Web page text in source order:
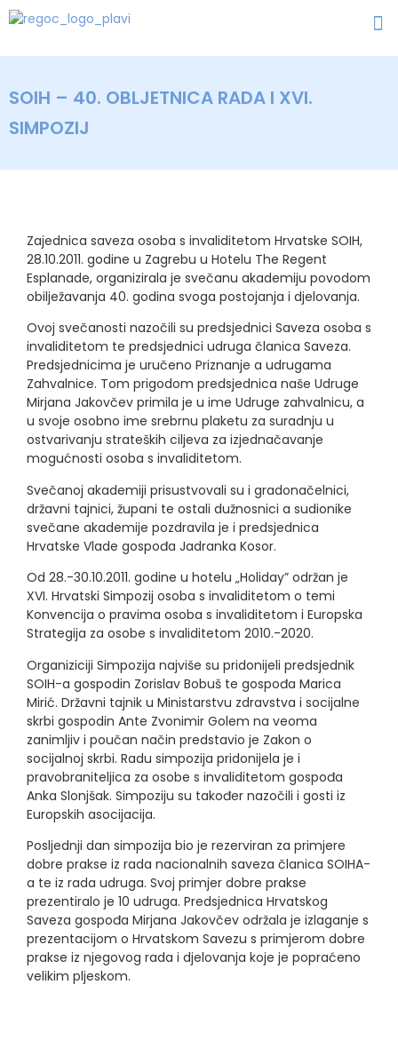
SOIH – 40. OBLJETNICA RADA I XVI.
SIMPOZIJ
Zajednica saveza osoba s invaliditetom Hrvatske SOIH,
28.10.2011. godine u Zagrebu u Hotelu The Regent
Esplanade, organizirala je svečanu akademiju povodom
obilježavanja 40. godina svoga postojanja i djelovanja.
Ovoj svečanosti nazočili su predsjednici Saveza osoba s
invaliditetom te predsjednici udruga članica Saveza.
Predsjednicima je uručeno Priznanje a udrugama
Zahvalnice. Tom prigodom predsjednica naše Udruge
Mirjana Jakovčev primila je u ime Udruge zahvalnicu, a
u svoje osobno ime srebrnu plaketu za suradnju u
ostvarivanju strateških ciljeva za izjednačavanje
mogućnosti osoba s invaliditetom.
Svečanoj akademiji prisustvovali su i gradonačelnici,
državni tajnici, župani te ostali dužnosnici a sudionike
svečane akademije pozdravila je i predsjednica
Hrvatske Vlade gospođa Jadranka Kosor.
Od 28.-30.10.2011. godine u hotelu „Holiday” održan je
XVI. Hrvatski Simpozij osoba s invaliditetom o temi
Konvencija o pravima osoba s invaliditetom i Europska
Strategija za osobe s invaliditetom 2010.-2020.
Organiziciji Simpozija najviše su pridonijeli predsjednik
SOIH-a gospodin Zorislav Bobuš te gospođa Marica
Mirić. Državni tajnik u Ministarstvu zdravstva i socijalne
skrbi gospodin Ante Zvonimir Golem na veoma
zanimljiv i poučan način predstavio je Zakon o
socijalnoj skrbi. Radu simpozija pridonijela je i
pravobraniteljica za osobe s invaliditetom gospođa
Anka Slonjšak. Simpoziju su također nazočili i gosti iz
Europskih asocijacija.
Posljednji dan simpozija bio je rezerviran za primjere
dobre prakse iz rada nacionalnih saveza članica SOIHA-
a te iz rada udruga. Svoj primjer dobre prakse
prezentiralo je 10 udruga. Predsjednica Hrvatskog
Saveza gospođa Mirjana Jakovčev održala je izlaganje s
prezentacijom o Hrvatskom Savezu s primjerom dobre
prakse iz njegovog rada i djelovanja koje je popraćeno
velikim pljeskom.